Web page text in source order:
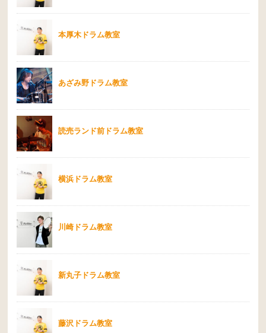
本厚木ドラム教室
あざみ野ドラム教室
読売ランド前ドラム教室
横浜ドラム教室
川崎ドラム教室
新丸子ドラム教室
藤沢ドラム教室